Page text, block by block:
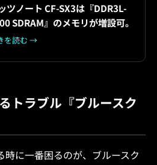
ツノート CF-SX3は『DDR3L-
SDRAM』のメモリが増設可。
を読む →
トラブル『ブルースク
時に一番困るのが、ブルースク